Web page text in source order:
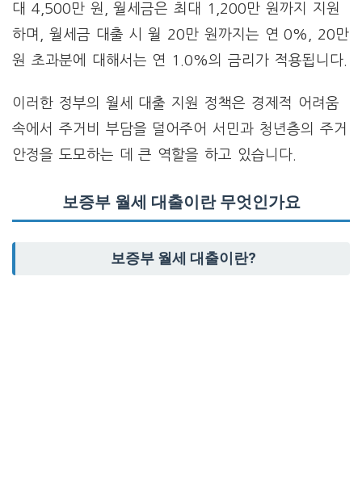
대 4,500만 원, 월세금은 최대 1,200만 원까지 지원
하며, 월세금 대출 시 월 20만 원까지는 연 0%, 20만
원 초과분에 대해서는 연 1.0%의 금리가 적용됩니다.
이러한 정부의 월세 대출 지원 정책은 경제적 어려움
속에서 주거비 부담을 덜어주어 서민과 청년층의 주거
안정을 도모하는 데 큰 역할을 하고 있습니다.
보증부 월세 대출이란 무엇인가요
보증부 월세 대출이란?